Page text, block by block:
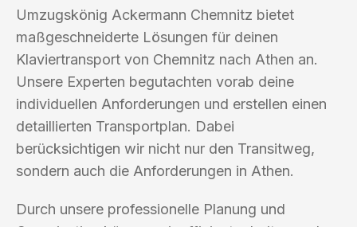
Umzugskönig Ackermann Chemnitz bietet
maßgeschneiderte Lösungen für deinen
Klaviertransport von Chemnitz nach Athen an.
Unsere Experten begutachten vorab deine
individuellen Anforderungen und erstellen einen
detaillierten Transportplan. Dabei
berücksichtigen wir nicht nur den Transitweg,
sondern auch die Anforderungen in Athen.
Durch unsere professionelle Planung und